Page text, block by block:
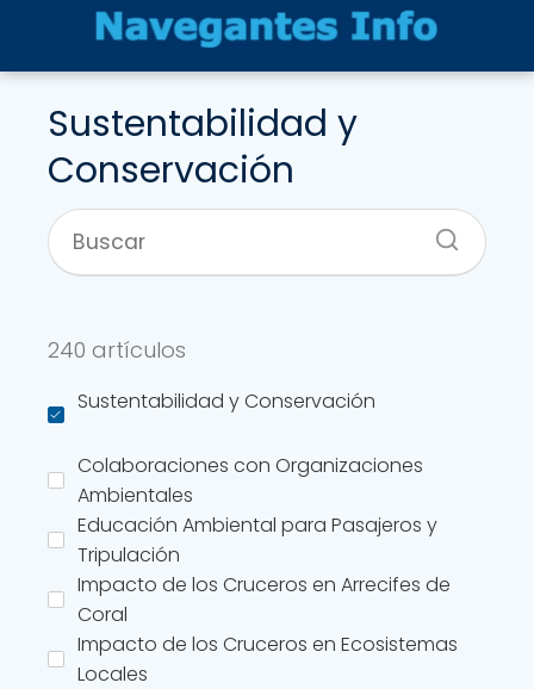
Sustentabilidad y
Conservación
240 artículos
Sustentabilidad y Conservación
Colaboraciones con Organizaciones
Ambientales
Educación Ambiental para Pasajeros y
Tripulación
Impacto de los Cruceros en Arrecifes de
Coral
Impacto de los Cruceros en Ecosistemas
Locales